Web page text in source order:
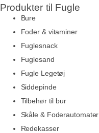
Produkter til Fugle
Bure
Foder & vitaminer
Fuglesnack
Fuglesand
Fugle Legetøj
Siddepinde
Tilbehør til bur
Skåle & Foderautomater
Redekasser